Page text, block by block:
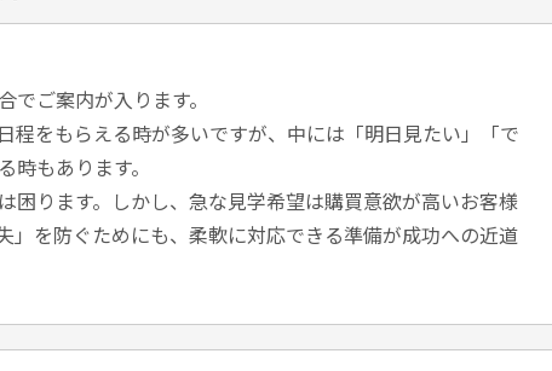
ご案内が入ります。
をもらえる時が多いですが、中には「明日見たい」「で
もあります。
困ります。しかし、急な見学希望は購買意欲が高いお客様
」を防ぐためにも、柔軟に対応できる準備が成功への近道